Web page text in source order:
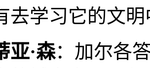
去学习它的文
亚·森：加尔各